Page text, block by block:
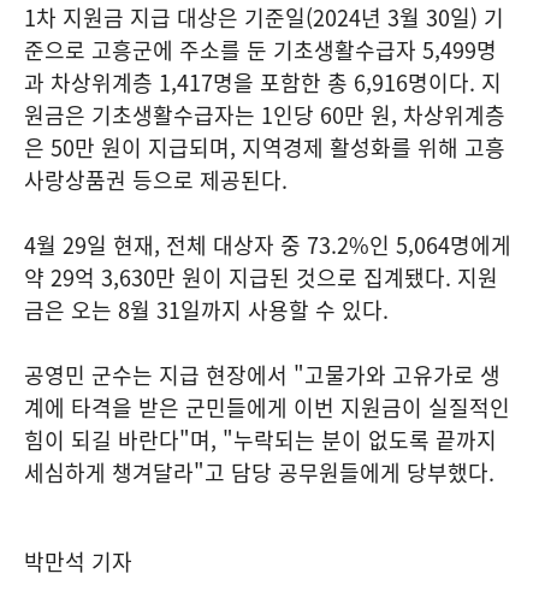
1차 지원금 지급 대상은 기준일(2024년 3월 30일) 기
준으로 고흥군에 주소를 둔 기초생활수급자 5,499명
과 차상위계층 1,417명을 포함한 총 6,916명이다. 지
원금은 기초생활수급자는 1인당 60만 원, 차상위계층
은 50만 원이 지급되며, 지역경제 활성화를 위해 고흥
사랑상품권 등으로 제공된다.
4월 29일 현재, 전체 대상자 중 73.2%인 5,064명에게
약 29억 3,630만 원이 지급된 것으로 집계됐다. 지원
금은 오는 8월 31일까지 사용할 수 있다.
공영민 군수는 지급 현장에서 "고물가와 고유가로 생
계에 타격을 받은 군민들에게 이번 지원금이 실질적인
힘이 되길 바란다"며, "누락되는 분이 없도록 끝까지
세심하게 챙겨달라"고 담당 공무원들에게 당부했다.
박만석 기자